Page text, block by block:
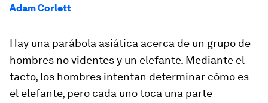
Adam Corlett
Hay una parábola asiática acerca de un grupo de
hombres no videntes y un elefante. Mediante el
tacto, los hombres intentan determinar cómo es
el elefante, pero cada uno toca una parte